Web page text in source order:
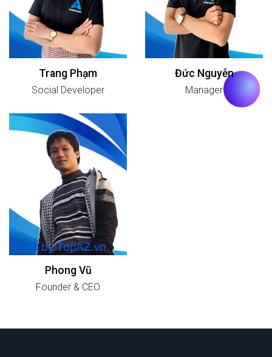
Trang Phạm
Social Developer
Đức Nguyễn
Manager
Phong Vũ
Founder & CEO